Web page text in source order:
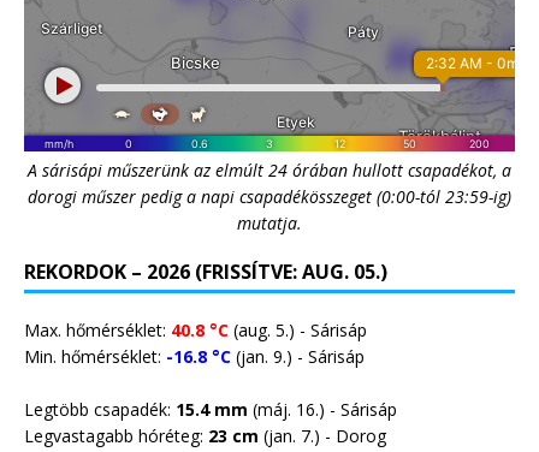
A sárisápi műszerünk az elmúlt 24 órában hullott csapadékot, a
dorogi műszer pedig a napi csapadékösszeget (0:00-tól 23:59-ig)
mutatja.
REKORDOK – 2026 (FRISSÍTVE: AUG. 05.)
Max. hőmérséklet: 40.8 °C (aug. 5.) - Sárisáp
Min. hőmérséklet: -16.8 °C (jan. 9.) - Sárisáp
Legtöbb csapadék: 15.4 mm (máj. 16.) - Sárisáp
Legvastagabb hóréteg: 23 cm (jan. 7.) - Dorog